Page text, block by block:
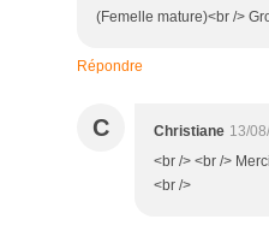
(Femelle mature)<br />
Répondre
C Christiane 13/
<br /> <br />
<br />